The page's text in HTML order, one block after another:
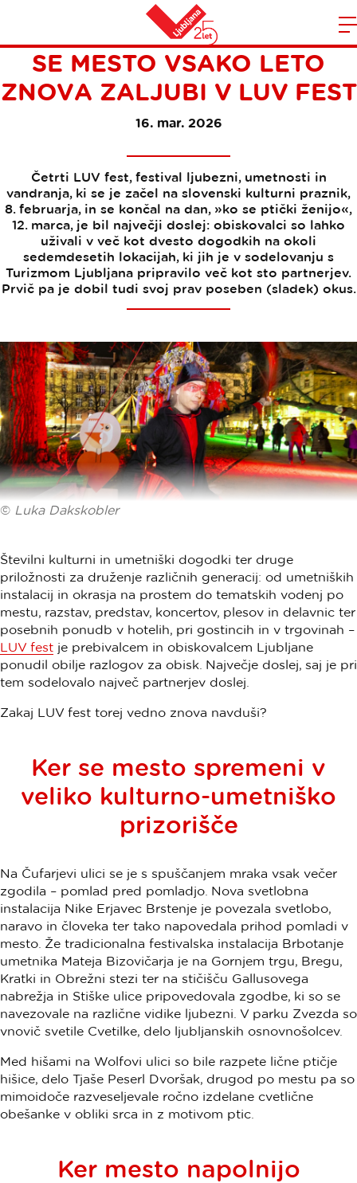
Domov
DEVET RAZLOGOV, ZAKAJ
SE MESTO VSAKO LETO
ZNOVA ZALJUBI V LUV FEST
16. mar. 2026
Četrti LUV fest, festival ljubezni, umetnosti in
vandranja, ki se je začel na slovenski kulturni praznik,
8. februarja, in se končal na dan, »ko se ptički ženijo«,
12. marca, je bil največji doslej: obiskovalci so lahko
uživali v več kot dvesto dogodkih na okoli
sedemdesetih lokacijah, ki jih je v sodelovanju s
Turizmom Ljubljana pripravilo več kot sto partnerjev.
Prvič pa je dobil tudi svoj prav poseben (sladek) okus.
© Luka Dakskobler
Številni kulturni in umetniški dogodki ter druge
priložnosti za druženje različnih generacij: od umetniških
instalacij in okrasja na prostem do tematskih vodenj po
mestu, razstav, predstav, koncertov, plesov in delavnic ter
posebnih ponudb v hotelih, pri gostincih in v trgovinah –
LUV fest je prebivalcem in obiskovalcem Ljubljane
ponudil obilje razlogov za obisk. Največje doslej, saj je pri
tem sodelovalo največ partnerjev doslej.
Zakaj LUV fest torej vedno znova navduši?
Ker se mesto spremeni v
veliko kulturno-umetniško
prizorišče
Na Čufarjevi ulici se je s spuščanjem mraka vsak večer
zgodila – pomlad pred pomladjo. Nova svetlobna
instalacija Nike Erjavec Brstenje je povezala svetlobo,
naravo in človeka ter tako napovedala prihod pomladi v
mesto. Že tradicionalna festivalska instalacija Brbotanje
umetnika Mateja Bizovičarja je na Gornjem trgu, Bregu,
Kratki in Obrežni stezi ter na stičišču Gallusovega
nabrežja in Stiške ulice pripovedovala zgodbe, ki so se
navezovale na različne vidike ljubezni. V parku Zvezda so
vnovič svetile Cvetilke, delo ljubljanskih osnovnošolcev.
Med hišami na Wolfovi ulici so bile razpete lične ptičje
hišice, delo Tjaše Peserl Dvoršak, drugod po mestu pa so
mimoidoče razveseljevale ročno izdelane cvetlične
obešanke v obliki srca in z motivom ptic.
Ker mesto napolnijo